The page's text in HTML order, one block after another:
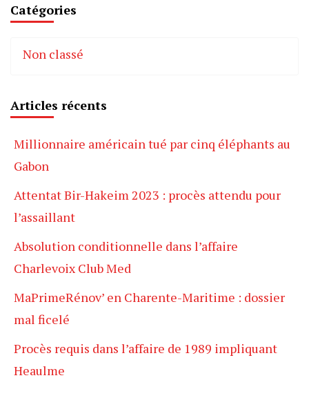
Catégories
Non classé
Articles récents
Millionnaire américain tué par cinq éléphants au
Gabon
Attentat Bir-Hakeim 2023 : procès attendu pour
l’assaillant
Absolution conditionnelle dans l’affaire
Charlevoix Club Med
MaPrimeRénov’ en Charente-Maritime : dossier
mal ficelé
Procès requis dans l’affaire de 1989 impliquant
Heaulme